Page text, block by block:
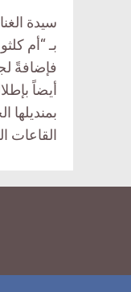
سيدة
بـ “أم
فإضافةً
أيضاً
بمنديلها
القاعات